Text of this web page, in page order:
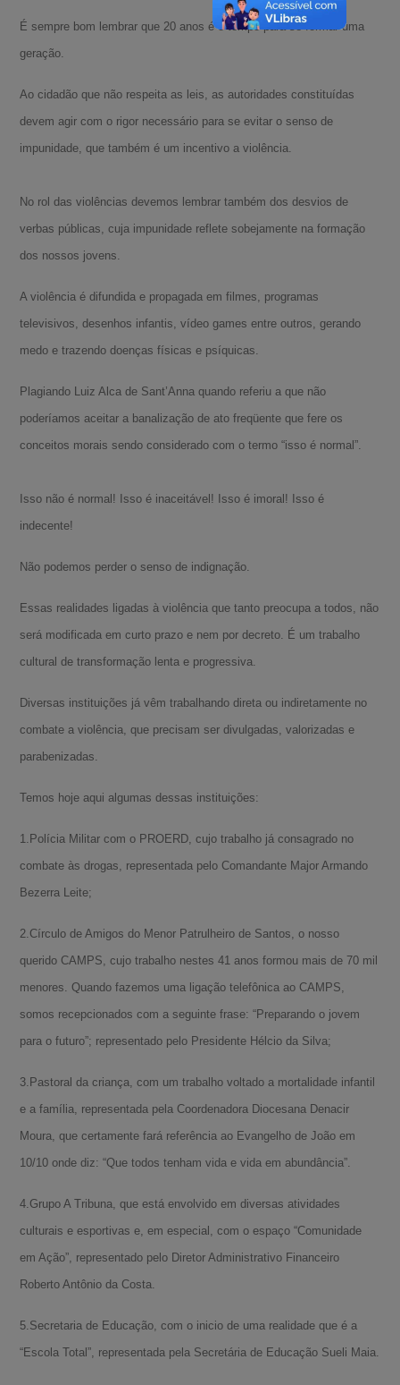
É sempre bom lembrar que 20 anos é o tempo para se formar uma
geração.
Ao cidadão que não respeita as leis, as autoridades constituídas
devem agir com o rigor necessário para se evitar o senso de
impunidade, que também é um incentivo a violência.
No rol das violências devemos lembrar também dos desvios de
verbas públicas, cuja impunidade reflete sobejamente na formação
dos nossos jovens.
A violência é difundida e propagada em filmes, programas
televisivos, desenhos infantis, vídeo games entre outros, gerando
medo e trazendo doenças físicas e psíquicas.
Plagiando Luiz Alca de Sant’Anna quando referiu a que não
poderíamos aceitar a banalização de ato freqüente que fere os
conceitos morais sendo considerado com o termo “isso é normal”.
Isso não é normal! Isso é inaceitável! Isso é imoral! Isso é
indecente!
Não podemos perder o senso de indignação.
Essas realidades ligadas à violência que tanto preocupa a todos, não
será modificada em curto prazo e nem por decreto. É um trabalho
cultural de transformação lenta e progressiva.
Diversas instituições já vêm trabalhando direta ou indiretamente no
combate a violência, que precisam ser divulgadas, valorizadas e
parabenizadas.
Temos hoje aqui algumas dessas instituições:
1.Polícia Militar com o PROERD, cujo trabalho já consagrado no
combate às drogas, representada pelo Comandante Major Armando
Bezerra Leite;
2.Círculo de Amigos do Menor Patrulheiro de Santos, o nosso
querido CAMPS, cujo trabalho nestes 41 anos formou mais de 70 mil
menores. Quando fazemos uma ligação telefônica ao CAMPS,
somos recepcionados com a seguinte frase: “Preparando o jovem
para o futuro”; representado pelo Presidente Hélcio da Silva;
3.Pastoral da criança, com um trabalho voltado a mortalidade infantil
e a família, representada pela Coordenadora Diocesana Denacir
Moura, que certamente fará referência ao Evangelho de João em
10/10 onde diz: “Que todos tenham vida e vida em abundância”.
4.Grupo A Tribuna, que está envolvido em diversas atividades
culturais e esportivas e, em especial, com o espaço “Comunidade
em Ação”, representado pelo Diretor Administrativo Financeiro
Roberto Antônio da Costa.
5.Secretaria de Educação, com o inicio de uma realidade que é a
“Escola Total”, representada pela Secretária de Educação Sueli Maia.